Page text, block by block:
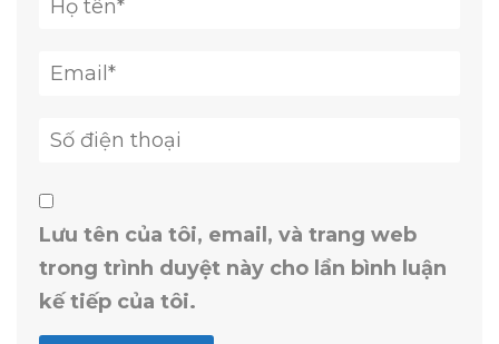
Lưu tên của tôi, email, và trang web
trong trình duyệt này cho lần bình luận
kế tiếp của tôi.